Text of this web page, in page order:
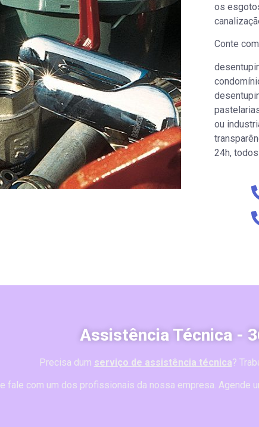
os
Conte
ou
24h,
Assistência Técnica -
Precisa dum serviço de assistência técnica?
e fale com um dos profissionais da nossa empresa. Agende